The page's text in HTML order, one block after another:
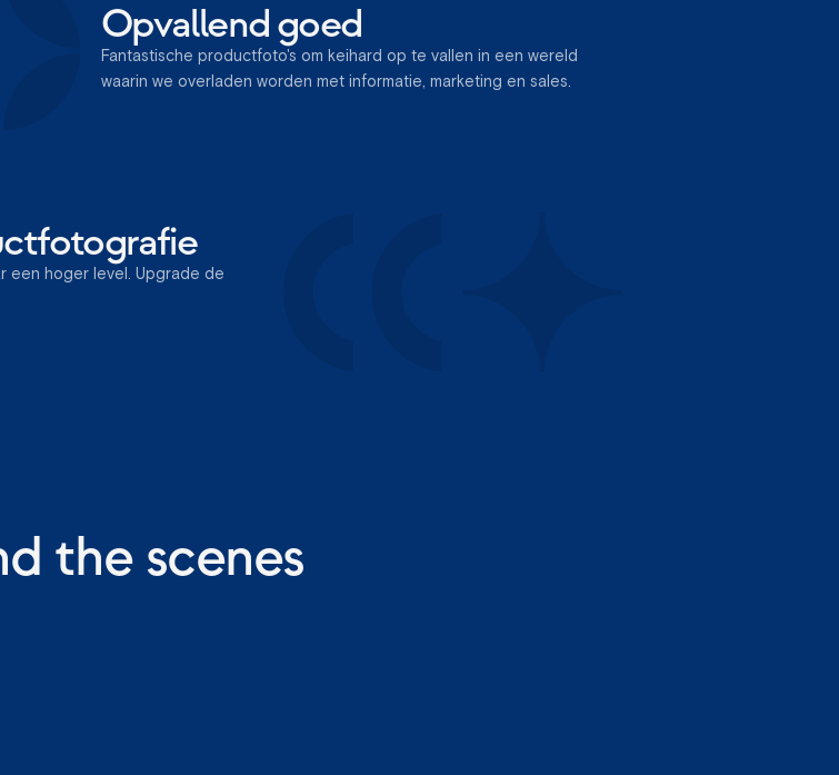
Opvallend goed
Fantastische productfoto's om keihard op te vallen in een wereld
waarin we overladen worden met informatie, marketing en sales.
een hoger level. Upgrade de
the scenes